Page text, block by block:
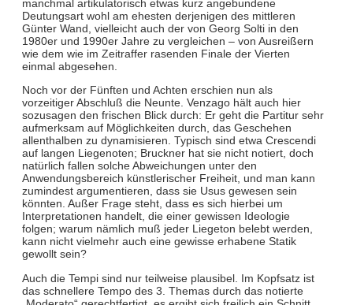
manchmal artikulatorisch etwas kurz angebundene
Deutungsart wohl am ehesten derjenigen des mittleren
Günter Wand, vielleicht auch der von Georg Solti in den
1980er und 1990er Jahre zu vergleichen – von Ausreißern
wie dem wie im Zeitraffer rasenden Finale der Vierten
einmal abgesehen.
Noch vor der Fünften und Achten erschien nun als
vorzeitiger Abschluß die Neunte. Venzago hält auch hier
sozusagen den frischen Blick durch: Er geht die Partitur sehr
aufmerksam auf Möglichkeiten durch, das Geschehen
allenthalben zu dynamisieren. Typisch sind etwa Crescendi
auf langen Liegenoten; Bruckner hat sie nicht notiert, doch
natürlich fallen solche Abweichungen unter den
Anwendungsbereich künstlerischer Freiheit, und man kann
zumindest argumentieren, dass sie Usus gewesen sein
könnten. Außer Frage steht, dass es sich hierbei um
Interpretationen handelt, die einer gewissen Ideologie
folgen; warum nämlich muß jeder Liegeton belebt werden,
kann nicht vielmehr auch eine gewisse erhabene Statik
gewollt sein?
Auch die Tempi sind nur teilweise plausibel. Im Kopfsatz ist
das schnellere Tempo des 3. Themas durch das notierte